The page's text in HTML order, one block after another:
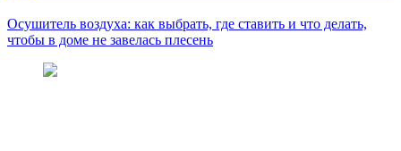
Осушитель воздуха: как выбрать, где ставить и что делать,
чтобы в доме не завелась плесень